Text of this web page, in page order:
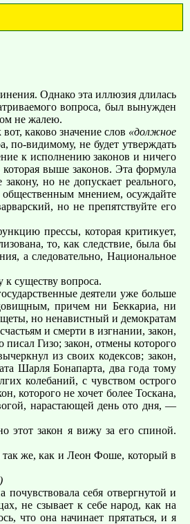
Однако эта иллюзия длилась
вопроса, был вынужден
не жалею.
каково значение слов «должное
по-видимому, не будет утверждать
к исполнению законов и ничего
выше законов. Эта формула
но не допускает реального,
общественным мнением, осуждайте
но не препятствуйте его
прессы, которая критикует,
то, как следствие, была бы
а следовательно, Национальное
к существу вопроса.
деятели уже больше
причем ни Беккариа, ни
но ненавистный и демократам
и смерти в изгнании, закон,
Гизо; закон, отмены которого
из своих кодексов; закон,
Шарля Бонапарта, два года тому
колебаний, с чувством острого
которого не хочет более Тоскана,
нарастающей день ото дня, —
этот закон я вижу за его спиной.
так же, как и Леон Фоше, который в
себя отвергнутой и
не сзывает к себе народ, как на
что она начинает прятаться, и я